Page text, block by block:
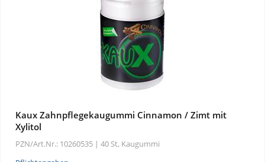
Kaux Zahnpflegekaugummi Cinnamon / Zimt mit
Xylitol
PZN/Art.Nr.: 10260535 | 40 St, Kaugummi